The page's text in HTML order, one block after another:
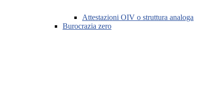
Attestazioni OIV o struttura analoga
Burocrazia zero